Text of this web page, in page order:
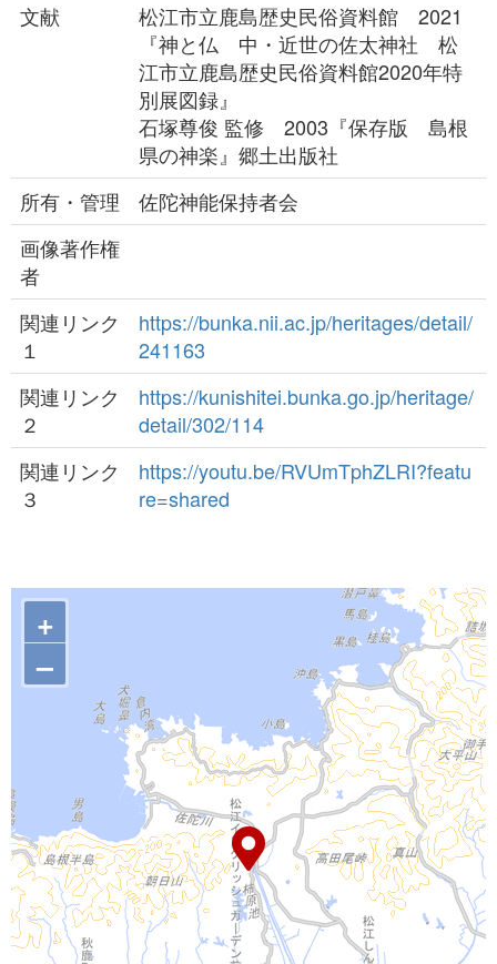
文献
松江市立鹿島歴史民俗資料館 2021
『神と仏 中・近世の佐太神社 松
江市立鹿島歴史民俗資料館2020年特
別展図録』
石塚尊俊 監修 2003『保存版 島根
県の神楽』郷土出版社
所有・管理
佐陀神能保持者会
画像著作権
者
関連リンク
１
https://bunka.nii.ac.jp/heritages/detail/
241163
関連リンク
２
https://kunishitei.bunka.go.jp/heritage/
detail/302/114
関連リンク
３
https://youtu.be/RVUmTphZLRI?featu
re=shared
+
–